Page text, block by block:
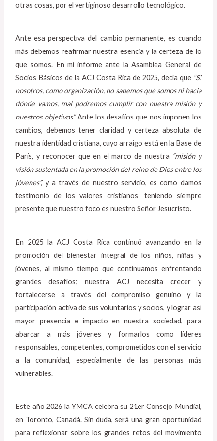
otras cosas, por el vertiginoso desarrollo tecnológico.
Ante esa perspectiva del cambio permanente, es cuando
más debemos reafirmar nuestra esencia y la certeza de lo
que somos. En mi informe ante la Asamblea General de
Socios Básicos de la ACJ Costa Rica de 2025, decía que “Si
nosotros, como organización, no sabemos qué somos ni hacia
dónde vamos, mal podremos cumplir con nuestra misión y
nuestros objetivos”.Ante los desafíos que nos imponen los
cambios, debemos tener claridad y certeza absoluta de
nuestra identidad cristiana, cuyo arraigo está en la Base de
París, y reconocer que en el marco de nuestra “misión y
visión sustentada en la promoción del reino de Dios entre los
jóvenes”,y a través de nuestro servicio, es como damos
testimonio de los valores cristianos; teniendo siempre
presente que nuestro foco es nuestro Señor Jesucristo.
En 2025 la ACJ Costa Rica continuó avanzando en la
promoción del bienestar integral de los niños, niñas y
jóvenes, al mismo tiempo que continuamos enfrentando
grandes desafíos; nuestra ACJ necesita crecer y
fortalecerse a través del compromiso genuino y la
participación activa de sus voluntarios y socios, y lograr así
mayor presencia e impacto en nuestra sociedad, para
abarcar a más jóvenes y formarlos como líderes
responsables, competentes, comprometidos con el servicio
a la comunidad, especialmente de las personas más
vulnerables.
Este año 2026 la YMCA celebra su 21er Consejo Mundial,
en Toronto, Canadá. Sin duda, será una gran oportunidad
para reflexionar sobre los grandes retos del movimiento